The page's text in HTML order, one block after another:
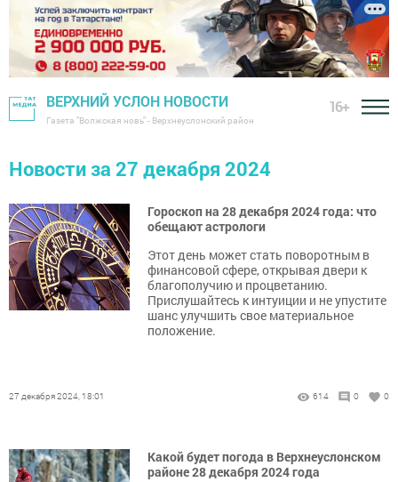
ВЕРХНИЙ УСЛОН НОВОСТИ
Газета "Волжская новь" - Верхнеуслонский район
16+
Новости за 27 декабря 2024
Гороскоп на 28 декабря 2024 года: что
обещают астрологи
Этот день может стать поворотным в
финансовой сфере, открывая двери к
благополучию и процветанию.
Прислушайтесь к интуиции и не упустите
шанс улучшить свое материальное
положение.
27 декабря 2024, 18:01 614 0 0
Какой будет погода в Верхнеуслонском
районе 28 декабря 2024 года